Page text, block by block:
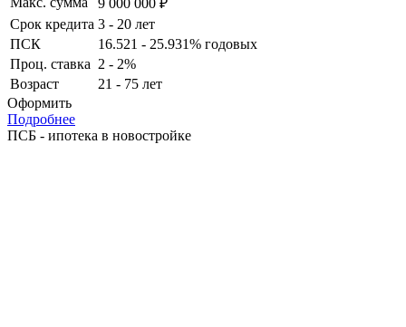
9 000 000 ₽
Срок кредита 3 - 20 лет
ПСК
16.521 - 25.931% годовых
Проц. ставка 2 - 2%
Возраст
21 - 75 лет
Оформить
Подробнее
ПСБ - ипотека в новостройке